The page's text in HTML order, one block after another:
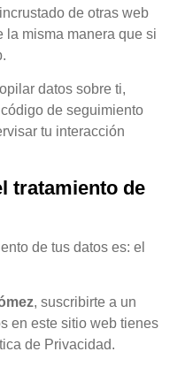
de otras web
la misma manera que si
datos sobre ti,
de seguimiento
tu interacción
tratamiento de
de tus datos es: el
, suscribirte a un
en este sitio web tienes
de Privacidad.